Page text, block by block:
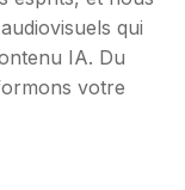
qui
IA. Du
votre